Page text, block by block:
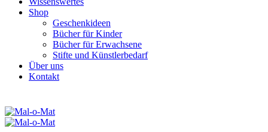
Shop
Geschenkideen
Bücher für Kinder
Bücher für Erwachsene
Stifte und Künstlerbedarf
Über uns
Kontakt